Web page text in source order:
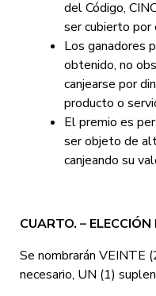
del Código,
ser cubierto por
Los ganadores
obtenido, no
canjearse por
producto o
El premio es
ser objeto de
canjeando su
CUARTO. –
Se nombrarán VEINTE
necesario, UN (1)